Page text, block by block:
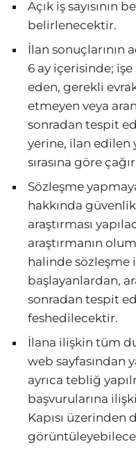
Açık iş sayısının
belirlenecektir.
İlan sonuçlarının
6 ay içerisinde;
eden, gerekli
etmeyen veya
sonradan tespit
yerine, ilan edilen
sırasına göre
Sözleşme
hakkında
araştırması
araştırmanın
halinde sözleşme
başlayanlardan,
sonradan tespit
feshedilecektir.
İlana ilişkin tüm
web sayfasından
ayrıca tebliğ
başvurularına
Kapısı üzerinden